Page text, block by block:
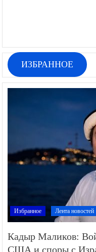
ИЗБРАННОЕ
Избранное Лента новостей
Кадыр Маликов:
США и споры с